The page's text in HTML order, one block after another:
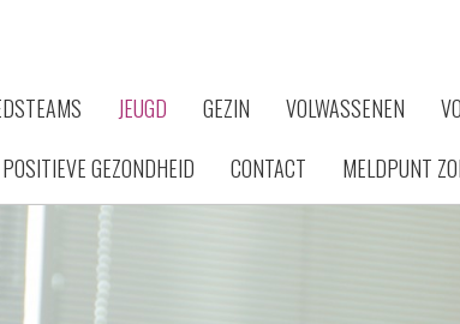
JEUGD GEZIN VOLWASSENEN
GEZONDHEID
CONTACT MELDPUNT